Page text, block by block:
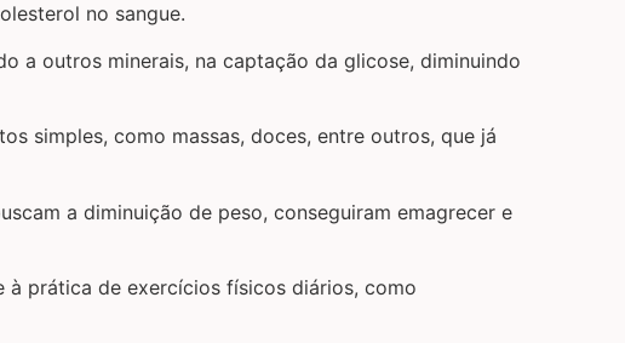
no sangue.
a outros minerais, na captação da glicose, diminuindo
simples, como massas, doces, entre outros, que já
a diminuição de peso, conseguiram emagrecer e
prática de exercícios físicos diários, como